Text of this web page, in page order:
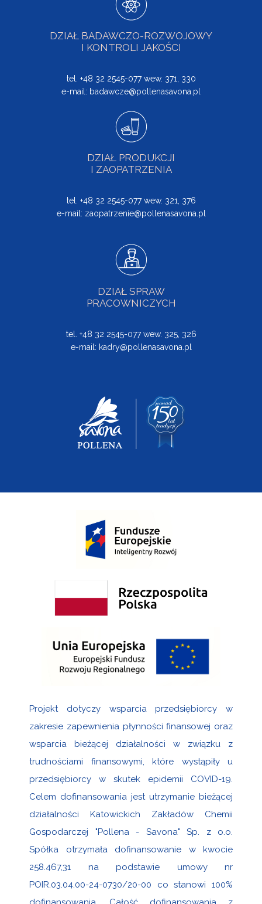
DZIAŁ BADAWCZO-ROZWOJOWY
I KONTROLI JAKOŚCI
tel. +48 32 2545-077 wew. 371, 330
e-mail: badawcze@pollenasavona.pl
DZIAŁ PRODUKCJI
I ZAOPATRZENIA
tel. +48 32 2545-077 wew. 321, 376
e-mail: zaopatrzenie@pollenasavona.pl
DZIAŁ SPRAW
PRACOWNICZYCH
tel. +48 32 2545-077 wew. 325, 326
e-mail: kadry@pollenasavona.pl
Projekt dotyczy wsparcia przedsiębiorcy w
zakresie zapewnienia płynności finansowej oraz
wsparcia bieżącej działalności w związku z
trudnościami finansowymi, które wystąpiły u
przedsiębiorcy w skutek epidemii COVID-19.
Celem dofinansowania jest utrzymanie bieżącej
działalności Katowickich Zakładów Chemii
Gospodarczej "Pollena - Savona" Sp. z o.o.
Spółka otrzymała dofinansowanie w kwocie
258.467,31 na podstawie umowy nr
POIR.03.04.00-24-0730/20-00 co stanowi 100%